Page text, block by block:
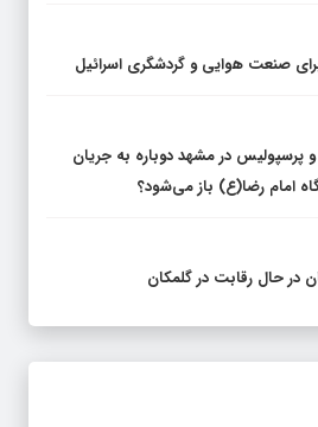
صنعت هوایی و گردشگری اسرائیل
و پرسپولیس در مشهد دوباره به جریان
امام رضا(ع) باز می‌شود؟